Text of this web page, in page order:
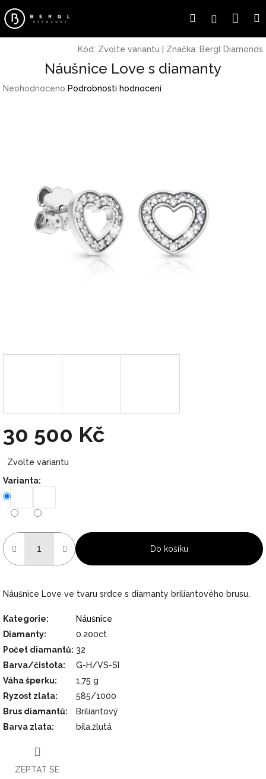
na
obsah
HledatPřihlášení
Kód: Zvolte variantu Značka: Bergl Diamonds
Náušnice Love s diamanty
Průměrné
Neohodnoceno Podrobnosti hodnocení
30 500 Kč
cena:
Zvolte variantu
Varianta:
Do košíku
Náušnice Love ve tvaru srdce s diamanty briliantového brusu.
Kategorie:
Náušnice
Diamanty:
0.200ct
Počet diamantů: 32
Barva/čistota:
G-H/VS-SI
Váha šperku:
1,75 g
Ryzost zlata:
585/1000
Brus diamantů:
Briliantový
Barva zlata: bíla,žlutá
ZEPTAT SE